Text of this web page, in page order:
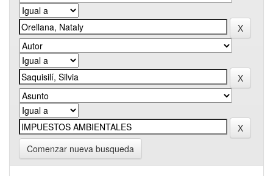
Comenzar nueva busqueda